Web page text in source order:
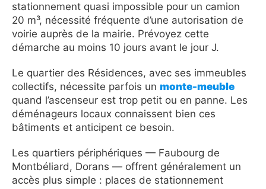
stationnement quasi impossible pour un camion
20 m³, nécessité fréquente d’une autorisation de
voirie auprès de la mairie. Prévoyez cette
démarche au moins 10 jours avant le jour J.
Le quartier des Résidences, avec ses immeubles
collectifs, nécessite parfois un monte-meuble
quand l’ascenseur est trop petit ou en panne. Les
déménageurs locaux connaissent bien ces
bâtiments et anticipent ce besoin.
Les quartiers périphériques — Faubourg de
Montbéliard, Dorans — offrent généralement un
accès plus simple : places de stationnement